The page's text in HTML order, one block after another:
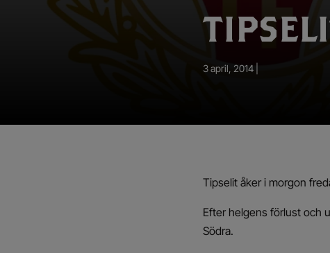
App – Användarvillkor
3 april, 2014 |
Tipselit åker i morgon
Efter helgens förlust och
Södra.